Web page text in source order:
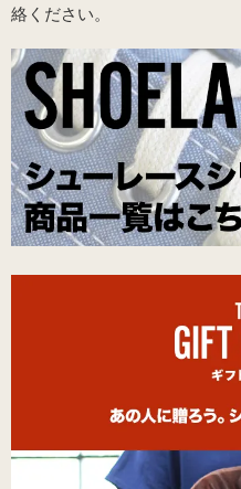
絡ください。